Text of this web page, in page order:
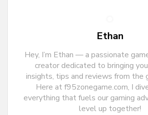
Ethan
Hey, I’m Ethan — a passionate
creator dedicated to bringing
insights, tips and reviews from the
Here at f95zonegame.com, I
everything that fuels our gaming
level up together!